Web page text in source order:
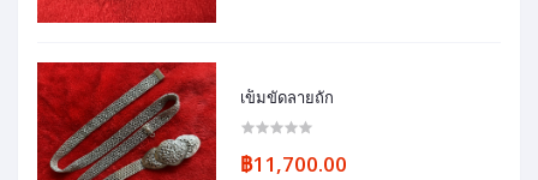
เข็มขัดลายถัก
฿11,700.00